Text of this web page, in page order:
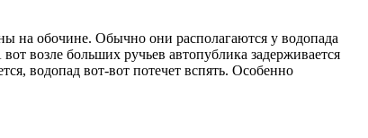
на обочине. Обычно они располагаются у водопада
возле больших ручьев автопублика задерживается
водопад вот-вот потечет вспять. Особенно